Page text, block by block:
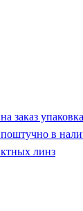
заказ
в
линз